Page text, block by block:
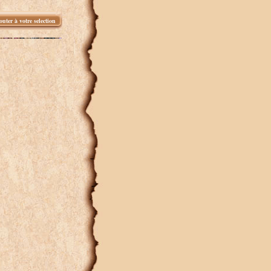
à votre selection